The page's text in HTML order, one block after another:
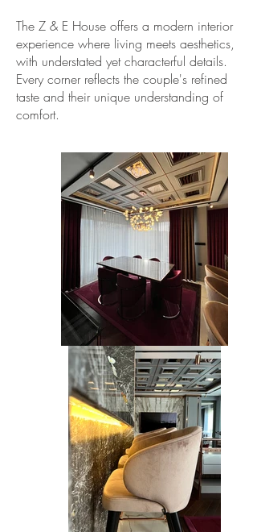
The Z & E House offers a modern interior
experience where living meets aesthetics,
with understated yet characterful details.
Every corner reflects the couple's refined
taste and their unique understanding of
comfort.